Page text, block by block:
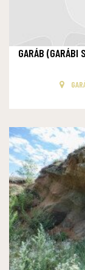
GARÁB (GARÁBI